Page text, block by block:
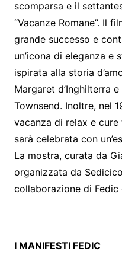
scomparsa e il
“Vacanze Romane”. Il
grande successo e
un’icona di eleganza e
ispirata alla storia
Margaret d’Inghilterra
Townsend. Inoltre, nel
vacanza di relax e
sarà celebrata con
La mostra, curata da
organizzata da
collaborazione di Fedic
I MANIFESTI FEDIC